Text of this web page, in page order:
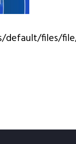
files/